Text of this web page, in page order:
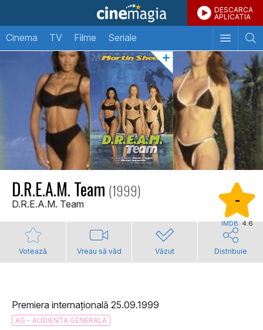
DESCARCA
APLICATIA
Cinema TV Filme Seriale
D.R.E.A.M. Team (1999)
D.R.E.A.M. Team -
IMDB:4.6
Votează Vreau să văd Văzut Distribuie
Premiera internațională 25.09.1999
AG - AUDIENTA GENERALA